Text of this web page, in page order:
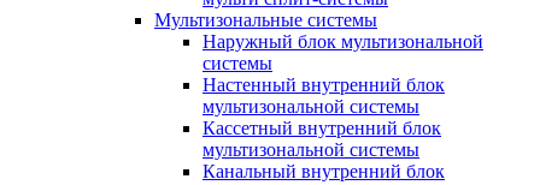
Мультизональные системы
Наружный блок мультизональной
системы
Настенный внутренний блок
мультизональной системы
Кассетный внутренний блок
мультизональной системы
Канальный внутренний блок